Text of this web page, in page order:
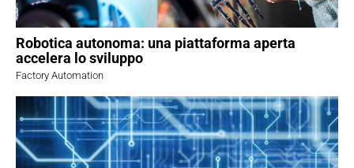
Robotica autonoma: una piattaforma aperta
accelera lo sviluppo
Factory Automation